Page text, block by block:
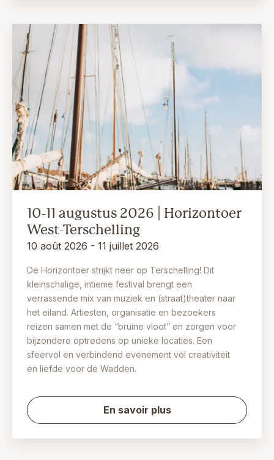
10-11 augustus 2026 | Horizontoer
West-Terschelling
10 août 2026 - 11 juillet 2026
De Horizontoer strijkt neer op Terschelling! Dit
kleinschalige, intieme festival brengt een
verrassende mix van muziek en (straat)theater naar
het eiland. Artiesten, organisatie en bezoekers
reizen samen met de “bruine vloot” en zorgen voor
bijzondere optredens op unieke locaties. Een
sfeervol en verbindend evenement vol creativiteit
en liefde voor de Wadden.
En savoir plus